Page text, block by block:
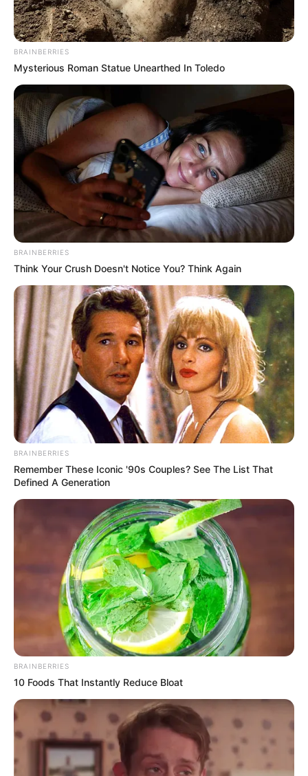
BRAINBERRIES
Mysterious Roman Statue Unearthed In Toledo
BRAINBERRIES
Think Your Crush Doesn't Notice You? Think Again
BRAINBERRIES
Remember These Iconic '90s Couples? See The List That
Defined A Generation
BRAINBERRIES
10 Foods That Instantly Reduce Bloat